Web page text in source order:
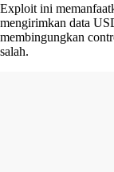
Exploit ini
mengirimkan data
membingungkan
salah.